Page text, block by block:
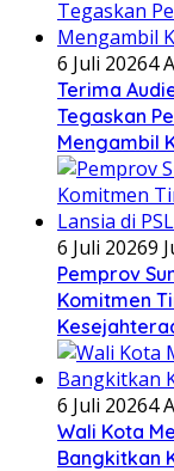
6 Juli 20264
Terima
Tegaskan
Mengambil
6 Juli 20269
Pemprov
Komitmen
6 Juli 20264
Wali Kota
Bangkitkan